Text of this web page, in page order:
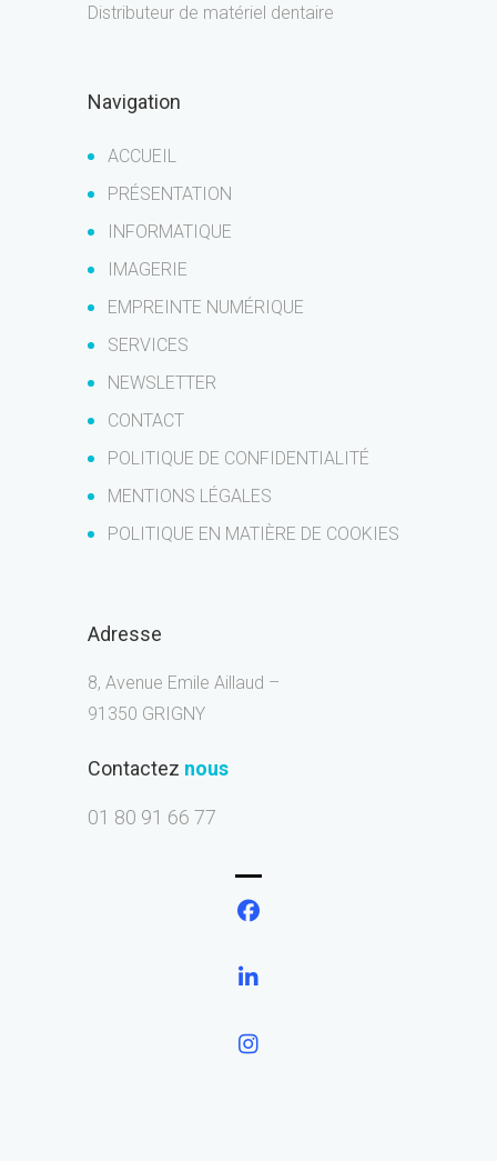
Distributeur de matériel dentaire
Navigation
ACCUEIL
PRÉSENTATION
INFORMATIQUE
IMAGERIE
EMPREINTE NUMÉRIQUE
SERVICES
NEWSLETTER
CONTACT
POLITIQUE DE CONFIDENTIALITÉ
MENTIONS LÉGALES
POLITIQUE EN MATIÈRE DE COOKIES
Adresse
8, Avenue Emile Aillaud –
91350 GRIGNY
Contactez nous
01 80 91 66 77